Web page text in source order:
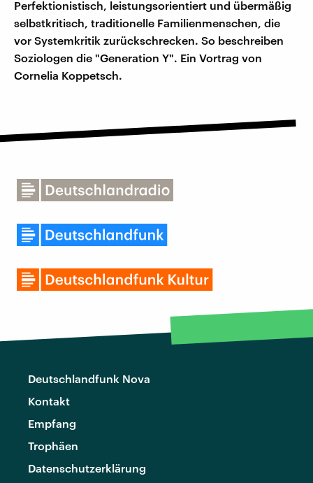
Perfektionistisch, leistungsorientiert und übermäßig
selbstkritisch, traditionelle Familienmenschen, die
vor Systemkritik zurückschrecken. So beschreiben
Soziologen die "Generation Y". Ein Vortrag von
Cornelia Koppetsch.
Deutschlandfunk Nova
Kontakt
Empfang
Trophäen
Datenschutzerklärung